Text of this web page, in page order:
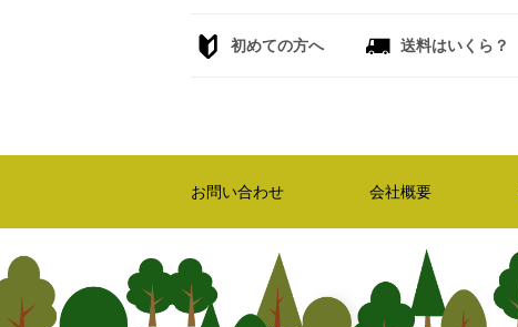
初めての方へ 送料はいくら？
お問い合わせ 会社概要